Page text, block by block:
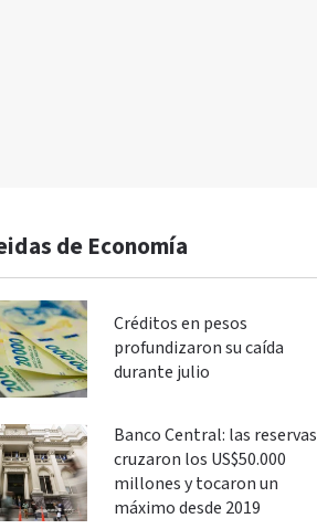
de Economía
Créditos en pesos
profundizaron su caída
durante julio
Banco Central: las reservas
cruzaron los US$50.000
millones y tocaron un
máximo desde 2019